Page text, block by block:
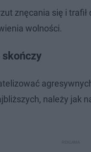
znęcania się i
wolności.
należy jak